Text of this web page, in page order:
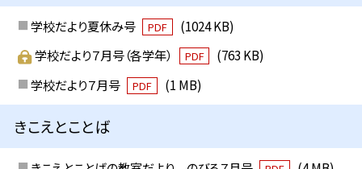
学校だより夏休み号 PDF
(1024 KB)
学校だより７月号（各学年）
PDF
(763 KB)
学校だより７月号
PDF (1 MB)
きこえとことば